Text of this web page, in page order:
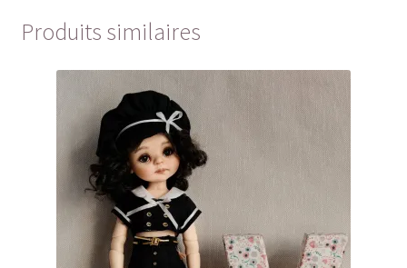
Produits similaires